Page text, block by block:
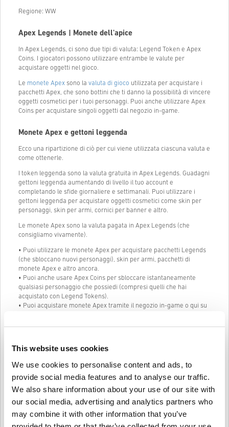
This website uses cookies
We use cookies to personalise content and ads, to
provide social media features and to analyse our traffic.
We also share information about your use of our site with
our social media, advertising and analytics partners who
may combine it with other information that you’ve
Regione: WW
Apex Legends | Monete dell'apice
In Apex Legends, ci sono due tipi di valuta: Legend Token e Apex
Coins. I giocatori possono utilizzare entrambe le valute per
acquistare oggetti nel gioco.
Le monete Apex sono la valuta di gioco utilizzata per acquistare i
pacchetti Apex, che sono bottini che ti danno la possibilità di vincere
oggetti cosmetici per i tuoi personaggi. Puoi anche utilizzare Apex
Coins per acquistare singoli oggetti dal negozio in-game.
Monete Apex e gettoni leggenda
Ecco una ripartizione di ciò per cui viene utilizzata ciascuna valuta e
come ottenerle.
I token leggenda sono la valuta gratuita in Apex Legends. Guadagni
gettoni leggenda aumentando di livello il tuo account e
completando le sfide giornaliere e settimanali. Puoi utilizzare i
gettoni leggenda per acquistare oggetti cosmetici come skin per
personaggi, skin per armi, cornici per banner e altro.
Le monete Apex sono la valuta pagata in Apex Legends (che
consigliamo vivamente).
• Puoi utilizzare le monete Apex per acquistare pacchetti Legends
(che sbloccano nuovi personaggi), skin per armi, pacchetti di
monete Apex e altro ancora.
• Puoi anche usare Apex Coins per sbloccare istantaneamente
qualsiasi personaggio che possiedi (compresi quelli che hai
acquistato con Legend Tokens).
• Puoi acquistare monete Apex tramite il negozio in-game o qui su
monete Apex PC
Vai avanti in Apex Legends! Una delle cose migliori che puoi fare è
1. Le monete Apex Legends ti danno un vantaggio nel gioco.
Avendo più monete, sarai in grado di acquistare armi e
attrezzature migliori per aiutarti a sopravvivere e vincere più